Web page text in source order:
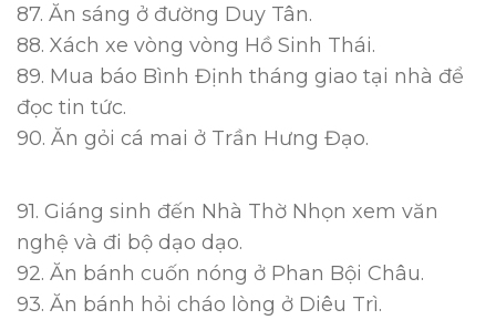
87. Ăn sáng ở đường Duy Tân.
88. Xách xe vòng vòng Hồ Sinh Thái.
89. Mua báo Bình Định tháng giao tại nhà để
đọc tin tức.
90. Ăn gỏi cá mai ở Trần Hưng Đạo.
91. Giáng sinh đến Nhà Thờ Nhọn xem văn
nghệ và đi bộ dạo dạo.
92. Ăn bánh cuốn nóng ở Phan Bội Châu.
93. Ăn bánh hỏi cháo lòng ở Diêu Trì.